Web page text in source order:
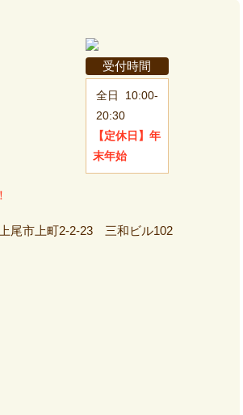
受付時間
全日
10:00-
20:30
【定休日】 年
末年始
尾市上町2-2-23 三和ビル102